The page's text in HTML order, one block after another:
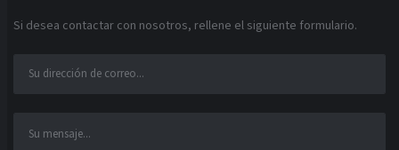
Si desea contactar con nosotros, rellene el siguiente formulario.